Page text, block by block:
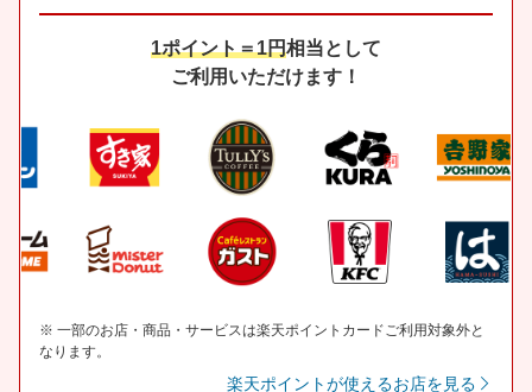
1ポイント＝1円相当として
ご利用いただけます！
※ 一部のお店・商品・サービスは楽天ポイントカードご利用対象外と
なります。
楽天ポイントが使えるお店を見る